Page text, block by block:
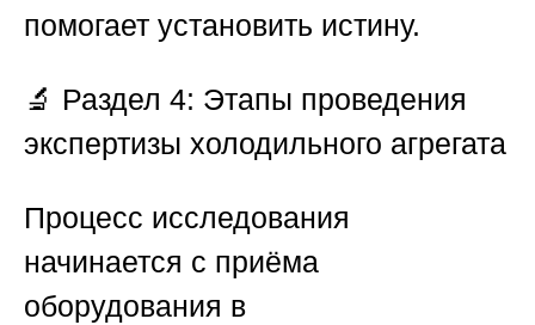
помогает установить истину.
🔬 Раздел 4: Этапы проведения
экспертизы холодильного агрегата
Процесс исследования
начинается с приёма
оборудования в